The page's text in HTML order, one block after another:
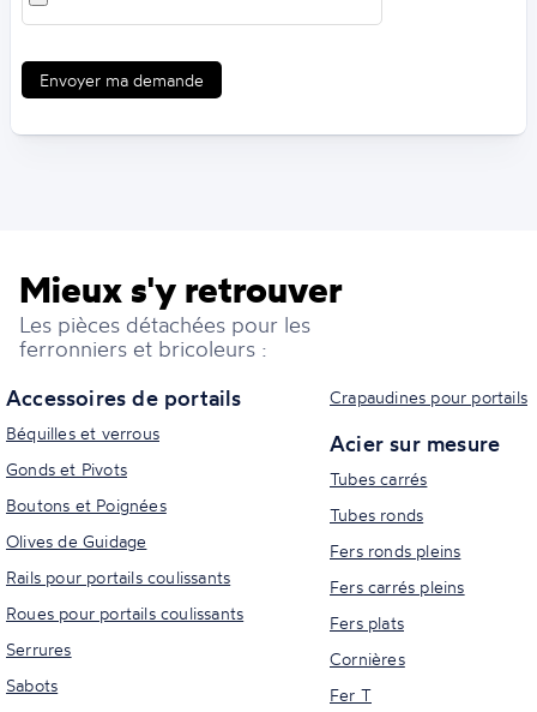
Envoyer ma demande
Mieux s'y retrouver
Les pièces détachées pour les
ferronniers et bricoleurs :
Accessoires de portails
Béquilles et verrous
Gonds et Pivots
Boutons et Poignées
Olives de Guidage
Rails pour portails coulissants
Roues pour portails coulissants
Serrures
Sabots
Crapaudines pour portails
Acier sur mesure
Tubes carrés
Tubes ronds
Fers ronds pleins
Fers carrés pleins
Fers plats
Cornières
Fer T